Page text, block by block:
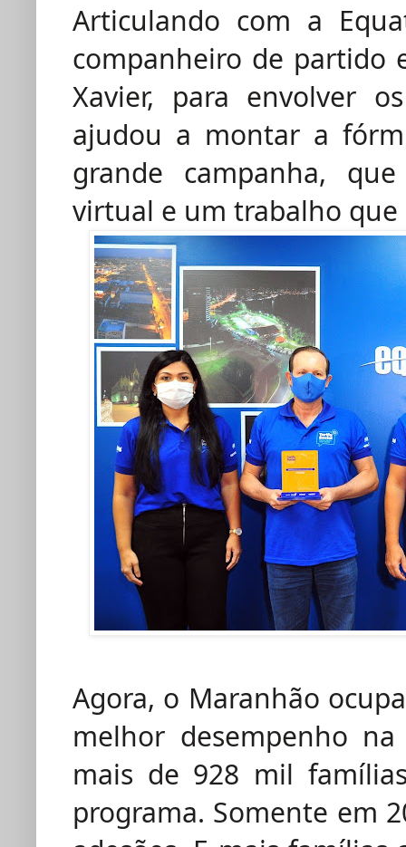
Articulando com a
companheiro de partido
Xavier, para envolver
ajudou a montar a
grande campanha,
virtual e um trabalho
Agora, o Maranhão
melhor desempenho
mais de 928 mil
programa. Somente em